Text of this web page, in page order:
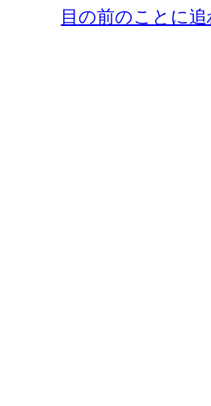
目の前のことに